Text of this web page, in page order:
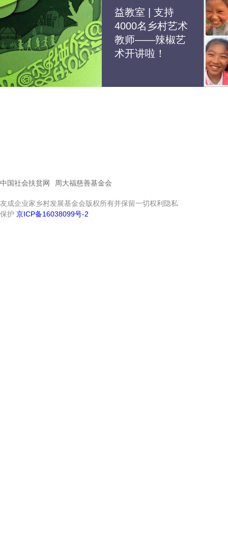
益教室 | 支持
4000名乡村艺术
教师——辣椒艺
术开讲啦！
中国社会扶贫网 周大福慈善基金会
友成企业家乡村发展基金会版权所有并保留一切权利隐私
保护 京ICP备16038099号-2